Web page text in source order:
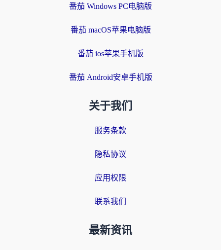
番茄 Windows PC电脑版
番茄 macOS苹果电脑版
番茄 ios苹果手机版
番茄 Android安卓手机版
关于我们
服务条款
隐私协议
应用权限
联系我们
最新资讯